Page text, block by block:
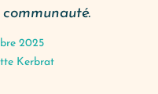
2025
Kerbrat